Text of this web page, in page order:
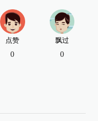
点赞
0
飘过
0